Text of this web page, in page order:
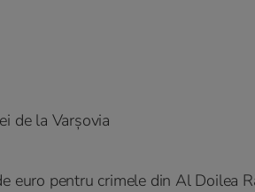
de la Varșovia
euro pentru crimele din Al Doilea